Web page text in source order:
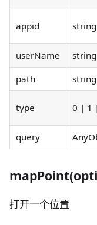
appid string
userName
string
path
string
type 0 | 1
query
打开一个位置